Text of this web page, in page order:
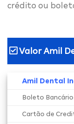
crédito ou
Valor Amil
Amil Dental
Boleto Bancário
Cartão de